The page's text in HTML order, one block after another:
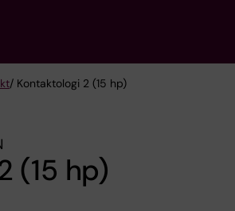
/ Kontaktologi 2 (15 hp)
(15 hp)